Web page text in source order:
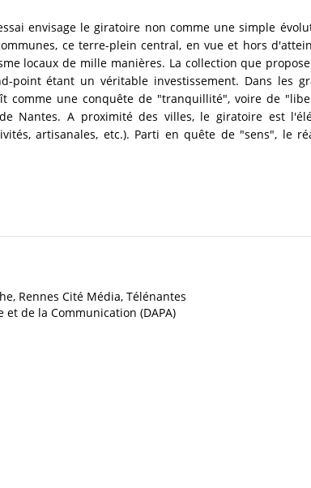
envisage le giratoire non comme une simple
ce terre-plein central, en vue et hors
locaux de mille manières. La collection que propose
point étant un véritable investissement. Dans les
comme une conquête de "tranquillité", voire de
Nantes. A proximité des villes, le giratoire est
artisanales, etc.). Parti en quête de "sens", le
Rennes Cité Média, Télénantes
et de la Communication (DAPA)